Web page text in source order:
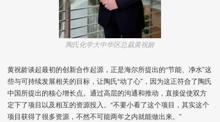
陶氏化学大中华区总裁黄祝龄
黄祝龄谈起最初的创新合作起源，正是海尔所提出的“节能、净水”这
些与可持续发展相关的目标，让陶氏“动了心”，因为这正符合了陶氏
中国所提出的核心增长点。通过高层的沟通和推动，直接促使双方
定下了项目以及相互的资源投入。“不要小看了这个项目，其实这个
项目获得了很多资源，不然不可能两年之内就能做出来。”